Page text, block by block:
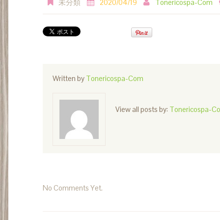
未分類 2020/04/19 Tonericospa-Com
Written by Tonericospa-Com
View all posts by: Tonericospa-
No Comments Yet.